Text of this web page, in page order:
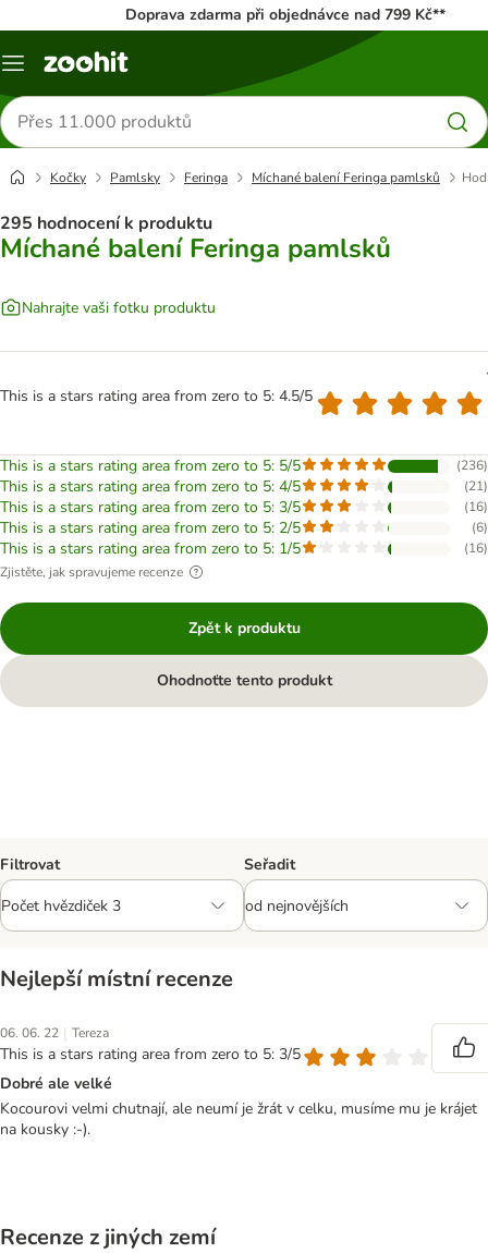
Doprava zdarma při objednávce nad 799 Kč**
Menu
Hledat
produkty
Kočky Pamlsky Feringa Míchané balení Feringa pamlsků
295 hodnocení k produktu
Míchané balení Feringa pamlsků
Nahrajte vaši fotku produktu
This is a stars rating area from zero to 5: 4.5/5
This is a stars rating area from zero to 5: 5/5 (236)
This is a stars rating area from zero to 5: 4/5 (21)
This is a stars rating area from zero to 5: 3/5 (16)
This is a stars rating area from zero to 5: 2/5 (6)
This is a stars rating area from zero to 5: 1/5 (16)
Zjistěte, jak spravujeme recenze
Zpět k produktu
Ohodnoťte tento produkt
Filtrovat Seřadit
Nejlepší místní recenze
06. 06. 22 | Tereza
This is a stars rating area from zero to 5: 3/5
Dobré ale velké
Kocourovi velmi chutnají, ale neumí je žrát v celku, musíme mu je krájet
na kousky :-).
Recenze z jiných zemí